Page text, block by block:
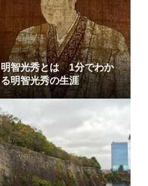
明智光秀とは 1分でわか
る明智光秀の生涯